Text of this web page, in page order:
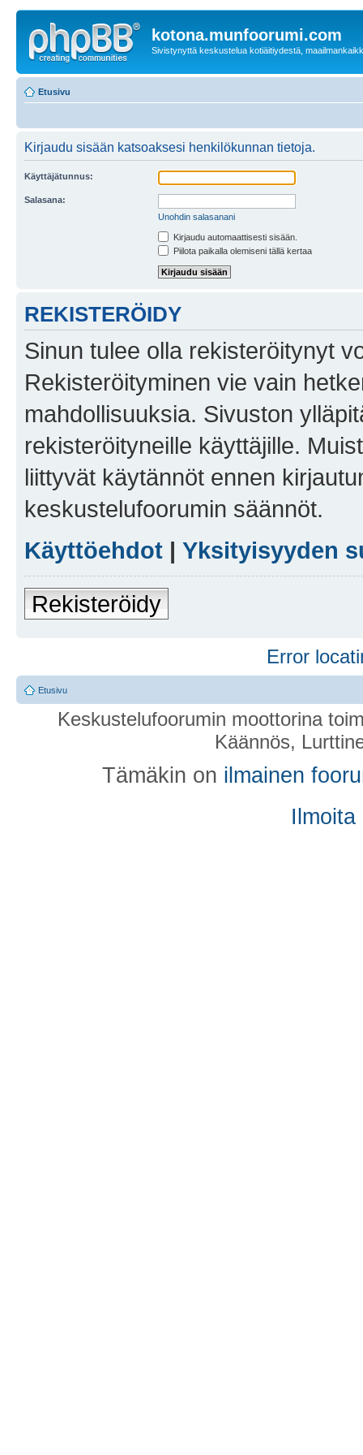
kotona.munfoorumi.com
Sivistynyttä keskustelua kotiäitiydestä,
Etusivu
Kirjaudu sisään katsoaksesi henkilökunnan tietoja.
Käyttäjätunnus:
Salasana:
Unohdin salasanani
Kirjaudu automaattisesti sisään.
Piilota paikalla olemiseni tällä kertaa
REKISTERÖIDY
Sinun tulee olla rekisteröitynyt
Rekisteröityminen vie vain
mahdollisuuksia. Sivuston
rekisteröityneille käyttäjille.
liittyvät käytännöt ennen
keskustelufoorumin säännöt.
Käyttöehdot | Yksityisyyden
Rekisteröidy
Error
Etusivu
Keskustelufoorumin moottorina
Käännös,
Tämäkin on ilmainen